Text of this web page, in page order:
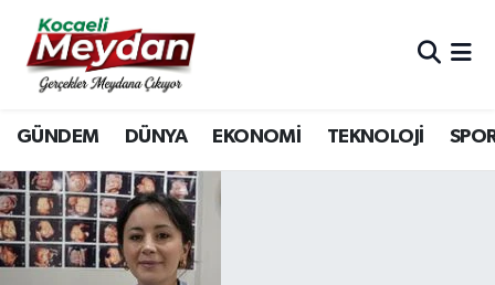
GÜNDEM DÜNYA EKONOMİ TEKNOLOJİ
Nöbetçi Eczaneler
Hava Durumu
Trafik Durumu
Süper Lig Puan Durumu ve Fikstür